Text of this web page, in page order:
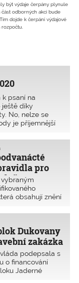
být výdaje čerpány plynule
odborných akcí bude
dojde k čerpání výdajové
k psaní na
ještě díky
No, nelze se
je příjemnější
u bazénu.
napsat tak,
pro
závazná?
obsahují znění
Legislativní rady
osob.
ČKAIT v
zákona
Dukovany
zakázka
podepsala s
o financování
Jaderné